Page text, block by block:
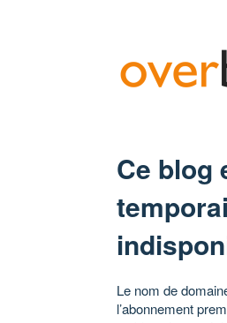
Ce blog
Le nom de
l’abonnement